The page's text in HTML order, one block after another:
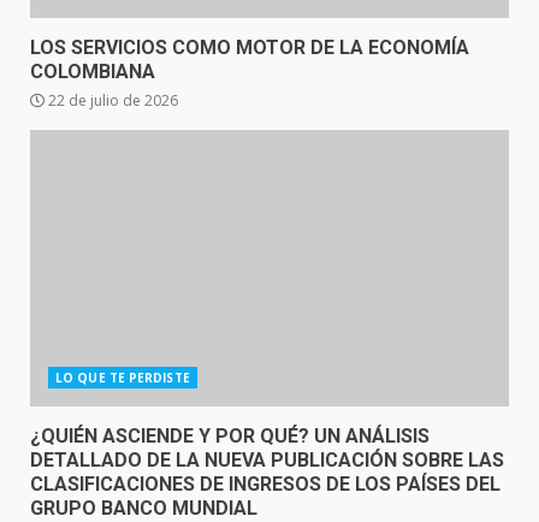
LOS SERVICIOS COMO MOTOR DE LA ECONOMÍA
COLOMBIANA
22 de julio de 2026
LO QUE TE PERDISTE
¿QUIÉN ASCIENDE Y POR QUÉ? UN ANÁLISIS
DETALLADO DE LA NUEVA PUBLICACIÓN SOBRE LAS
CLASIFICACIONES DE INGRESOS DE LOS PAÍSES DEL
GRUPO BANCO MUNDIAL